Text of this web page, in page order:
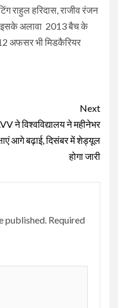
राहुल हरिदास, राजीव रंजन
इसके अलावा 2013 बैच के
अफसर भी मिडकैरियर
Next
ने विश्वविद्यालय ने महीनेभर
आगे बढ़ाई, दिसंबर में शेड्यूल
होगा जारी
published. Required